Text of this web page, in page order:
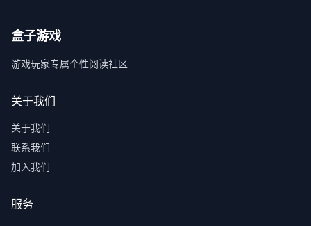
盒子游戏
游戏玩家专属个性阅读社区
关于我们
关于我们
联系我们
加入我们
服务